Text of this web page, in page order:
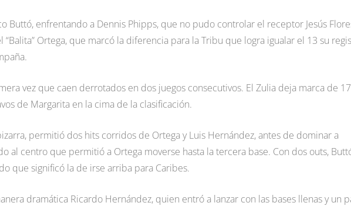
Buttó, enfrentando a Dennis Phipps, que no pudo controlar el receptor Jesús
“Balita” Ortega, que marcó la diferencia para la Tribu que logra igualar el 13 su
vez que caen derrotados en dos juegos consecutivos. El Zulia deja marca de
de Margarita en la cima de la clasificación.
permitió dos hits corridos de Ortega y Luis Hernández, antes de dominar a
al centro que permitió a Ortega moverse hasta la tercera base. Con dos outs,
que significó la de irse arriba para Caribes.
dramática Ricardo Hernández, quien entró a lanzar con las bases llenas y un